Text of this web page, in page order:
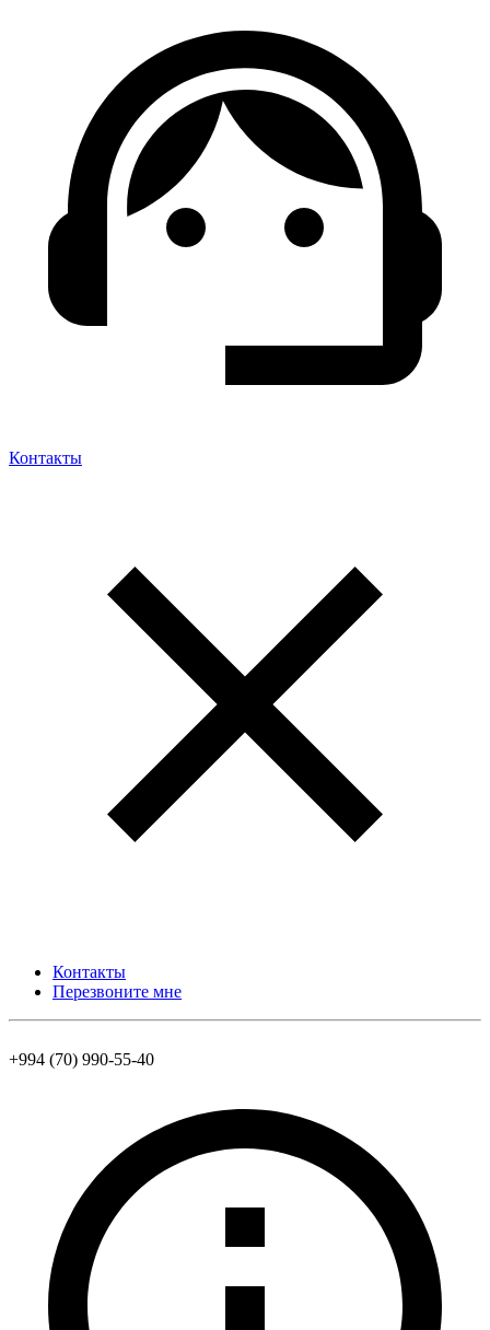
Контакты
Контакты
Перезвоните мне
+994 (70) 990-55-40